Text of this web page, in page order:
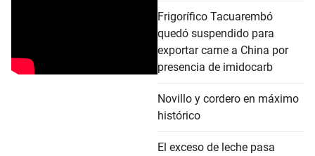
Frigorífico Tacuarembó
quedó suspendido para
exportar carne a China por
presencia de imidocarb
Novillo y cordero en máximo
histórico
El exceso de leche pasa